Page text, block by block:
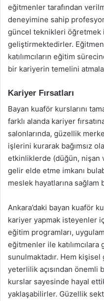
eğitmenler tarafından
deneyimine sahip
güncel teknikleri
geliştirmektedirler.
katılımcıların eğitim
bir kariyerin temelini
Kariyer Fırsatları
Bayan kuaför kurslarını
farklı alanda kariyer
salonlarında, güzellik
işlerini kurarak bağımsız
etkinliklerde (düğün, nişan
gelir elde etme imkanı
meslek hayatlarına sağlam
Ankara’daki bayan kuaför
kariyer yapmak isteyenler
eğitim programları,
eğitmenler ile
sunulmaktadır. Hem
yeterlilik açısından önemli
kurslar sayesinde hayal
yaklaşabilirler. Güzellik